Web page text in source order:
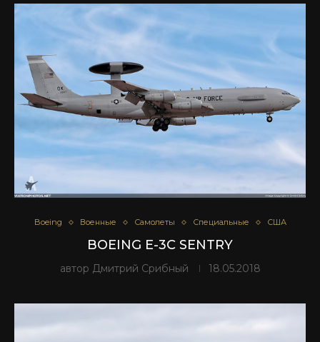
Boeing Военные Самолеты Специальные США
BOEING E-3C SENTRY
автор Дмитрий Срибный 18.05.2018